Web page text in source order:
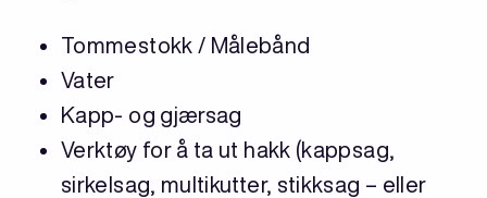
Tommestokk / Målebånd
Vater
Kapp- og gjærsag
Verktøy for å ta ut hakk (kappsag,
sirkelsag, multikutter, stikksag – eller